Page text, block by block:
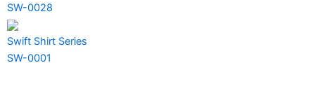
SW-0028
Swift Shirt Series
SW-0001